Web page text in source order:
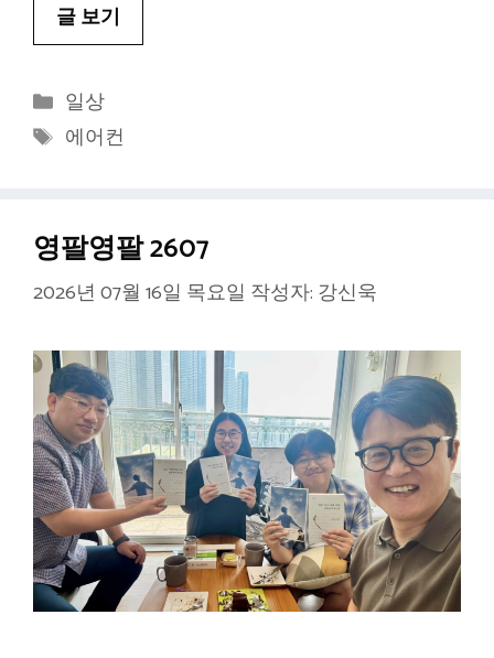
글 보기
카
테
고
일상
태
에어컨
영팔영팔 2607
2026년 07월 16일 목요일 작성자: 강신욱